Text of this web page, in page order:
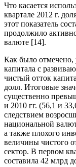
Что касается
квартале 2012 г.
этот показатель
продолжило
валюте [14].
Как было отмечено,
капитала с
чистый отток
долл. Итоговые
существенно
и 2010 гг. (56,1 и
следствием
национальной
а также плохого
величины чистого
сектор. В первом
составила 42 млрд